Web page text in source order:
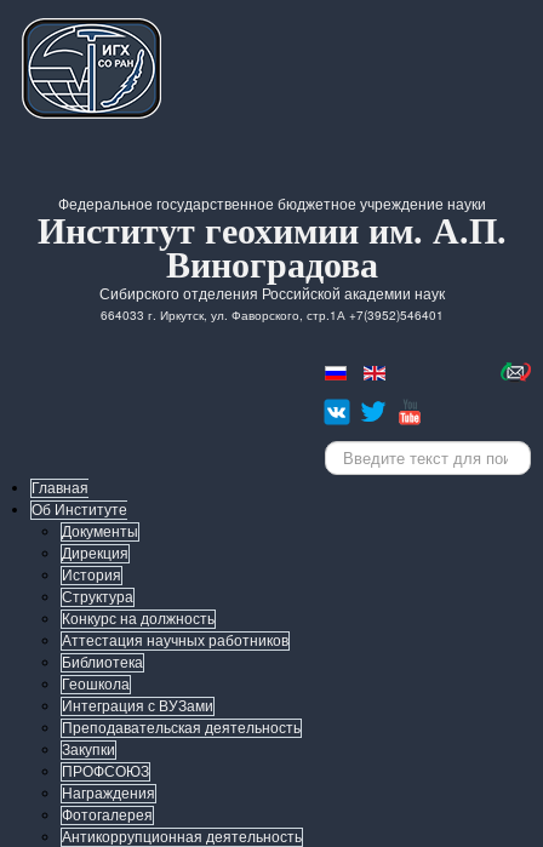
Федеральное государственное бюджетное учреждение науки
Институт геохимии им. А.П.
Виноградова
Сибирского отделения Российской академии наук
664033 г. Иркутск, ул. Фаворского, стр.1А +7(3952)546401
Искать...
Главная
Об Институте
Документы
Дирекция
История
Структура
Конкурс на должность
Аттестация научных работников
Библиотека
Геошкола
Интеграция с ВУЗами
Преподавательская деятельность
Закупки
ПРОФСОЮЗ
Награждения
Фотогалерея
Антикоррупционная деятельность